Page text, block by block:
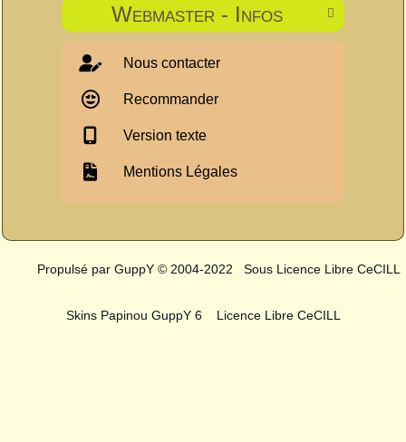

Webmaster - Infos
Nous contacter
Recommander
Version texte
Mentions Légales
Propulsé par GuppY © 2004-2022 Sous Licence Libre CeCILL
Skins Papinou GuppY 6 Licence Libre CeCILL